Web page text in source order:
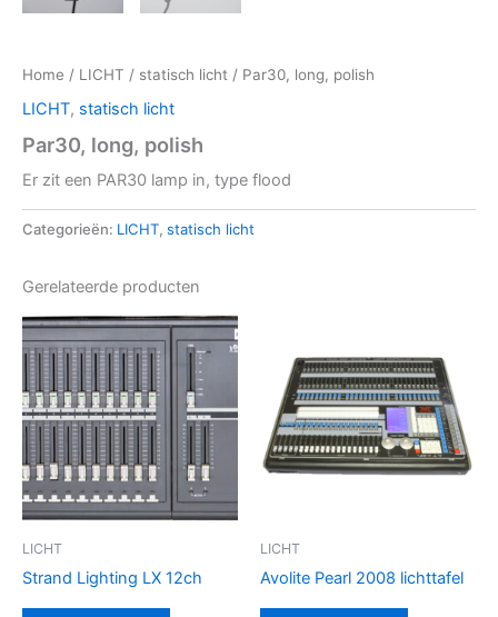
Home / LICHT / statisch licht / Par30, long, polish
LICHT, statisch licht
Par30, long, polish
Er zit een PAR30 lamp in, type flood
Categorieën: LICHT, statisch licht
Gerelateerde producten
LICHT
Strand Lighting LX 12ch
LICHT
Avolite Pearl 2008 lichttafel